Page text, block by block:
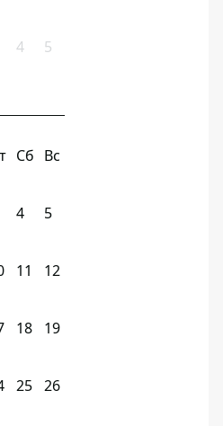
4 5
Сб Вс
4 5
11 12
18 19
25 26